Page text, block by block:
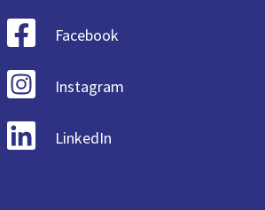
Facebook
Instagram
LinkedIn